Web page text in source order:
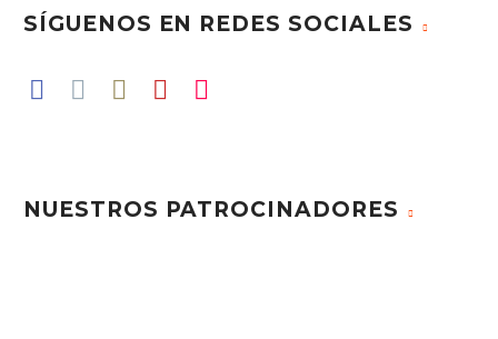
SÍGUENOS EN REDES SOCIALES
NUESTROS PATROCINADORES